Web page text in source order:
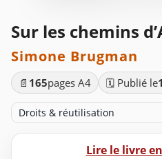
Sur les chemins
Simone Brugman
📄 165pages A4 🗓️ Publié le
Droits & réutilisation
Lire le livre